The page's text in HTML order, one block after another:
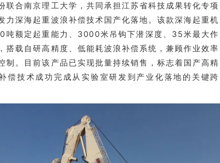
联合南京理工大学，共同承担江苏省科技成果转化专项
力深海起重波浪补偿技术国产化落地。该款深海起重机
吨额定起重能力、3000米吊钩下潜深度、35米最大作
搭载自研高精度、低能耗波浪补偿系统，兼顾作业效率
制。目前该产品已实现批量持续销售，标志着国产高精
偿技术成功完成从实验室研发到产业化落地的关键跨